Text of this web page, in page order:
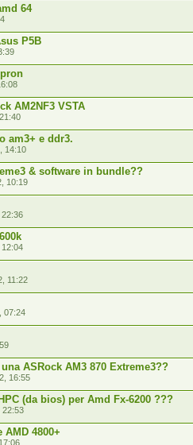
64
P5B
AM2NF3 VSTA
am3+ e ddr3.
14:10
& software in bundle??
10:19
22:36
12:04
11:22
07:24
ASRock AM3 870 Extreme3??
16:55
(da bios) per Amd Fx-6200 ???
22:53
AMD 4800+